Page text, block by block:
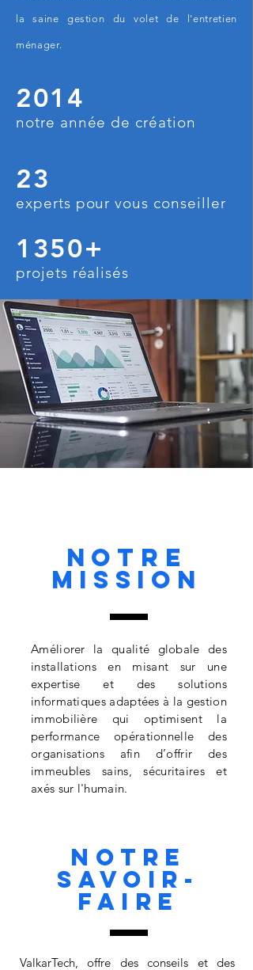
la saine gestion du volet de l'entretien
ménager.
2014
notre année de création
23
experts pour vous conseiller
1350+
projets réalisés
Notre
Mission
Améliorer la qualité globale des
installations en misant sur une
expertise et des solutions
informatiques adaptées à la gestion
immobilière qui optimisent la
performance opérationnelle des
organisations afin d’offrir des
immeubles sains, sécuritaires et
axés sur l'humain.
Notre
savoir-
faire
ValkarTech, offre des conseils et des